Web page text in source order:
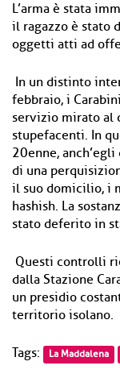
L’arma è stata
il ragazzo è stato
oggetti atti ad
In un distinto
febbraio, i
servizio mirato al
stupefacenti. In
20enne,
di una
il suo domicilio, i
hashish. La
stato deferito in
Questi controlli
dalla Stazione
un presidio
territorio isolano.
Tags: La Maddalena